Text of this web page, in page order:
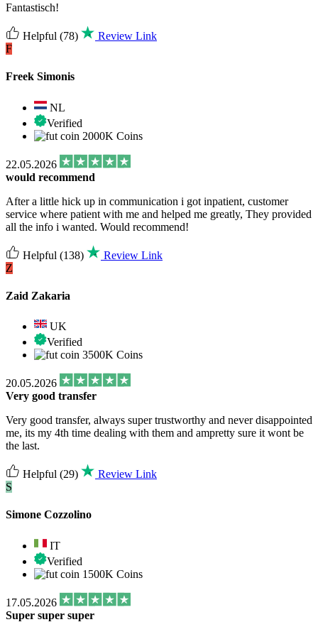
Fantastisch!
Helpful (78)
Review Link
F
Freek Simonis
NL
Verified
2000K Coins
22.05.2026
would recommend
After a little hick up in communication i got inpatient, customer
service where patient with me and helped me greatly, They provided
all the info i wanted. Would recommend!
Helpful (138)
Review Link
Z
Zaid Zakaria
UK
Verified
3500K Coins
20.05.2026
Very good transfer
Very good transfer, always super trustworthy and never disappointed
me, its my 4th time dealing with them and ampretty sure it wont be
the last.
Helpful (29)
Review Link
S
Simone Cozzolino
IT
Verified
1500K Coins
17.05.2026
Super super super